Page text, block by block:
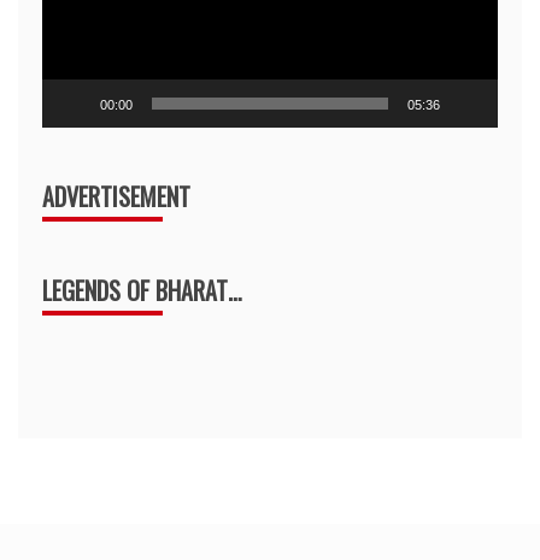
00:00 05:36
ADVERTISEMENT
LEGENDS OF BHARAT…